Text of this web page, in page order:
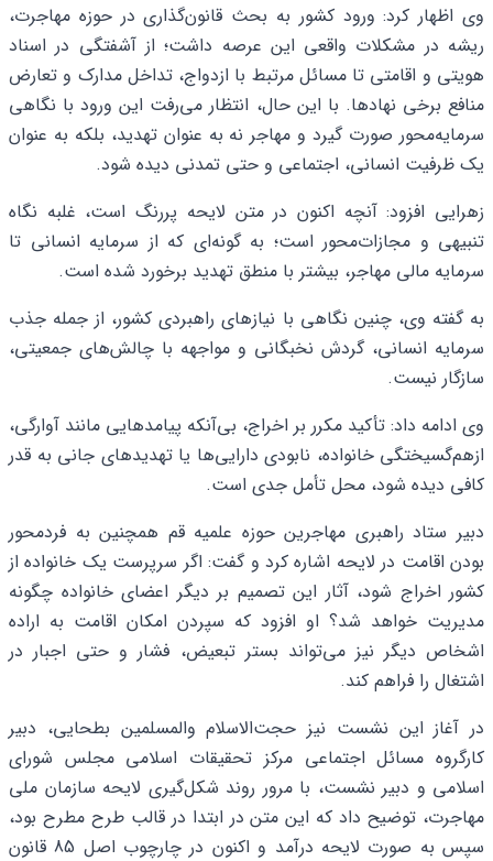
وی اظهار کرد: ورود کشور به بحث قانون‌گذاری در حوزه مهاجرت،
ریشه در مشکلات واقعی این عرصه داشت؛ از آشفتگی در اسناد
هویتی و اقامتی تا مسائل مرتبط با ازدواج، تداخل مدارک و تعارض
منافع برخی نهادها. با این حال، انتظار می‌رفت این ورود با نگاهی
سرمایه‌محور صورت گیرد و مهاجر نه به‌ عنوان تهدید، بلکه به‌ عنوان
یک ظرفیت انسانی، اجتماعی و حتی تمدنی دیده شود.
زهرایی افزود: آنچه اکنون در متن لایحه پررنگ است، غلبه نگاه
تنبیهی و مجازات‌محور است؛ به‌ گونه‌ای که از سرمایه انسانی تا
سرمایه مالی مهاجر، بیشتر با منطق تهدید برخورد شده است.
به گفته وی، چنین نگاهی با نیازهای راهبردی کشور، از جمله جذب
سرمایه انسانی، گردش نخبگانی و مواجهه با چالش‌های جمعیتی،
سازگار نیست.
وی ادامه داد: تأکید مکرر بر اخراج، بی‌آنکه پیامدهایی مانند آوارگی،
ازهم‌گسیختگی خانواده، نابودی دارایی‌ها یا تهدیدهای جانی به‌ قدر
کافی دیده شود، محل تأمل جدی است.
دبیر ستاد راهبری مهاجرین حوزه علمیه قم همچنین به فردمحور
بودن اقامت در لایحه اشاره کرد و گفت: اگر سرپرست یک خانواده از
کشور اخراج شود، آثار این تصمیم بر دیگر اعضای خانواده چگونه
مدیریت خواهد شد؟ او افزود که سپردن امکان اقامت به اراده
اشخاص دیگر نیز می‌تواند بستر تبعیض، فشار و حتی اجبار در
اشتغال را فراهم کند.
در آغاز این نشست نیز حجت‌الاسلام والمسلمین بطحایی، دبیر
کارگروه مسائل اجتماعی مرکز تحقیقات اسلامی مجلس شورای
اسلامی و دبیر نشست، با مرور روند شکل‌گیری لایحه سازمان ملی
مهاجرت، توضیح داد که این متن در ابتدا در قالب طرح مطرح بود،
سپس به صورت لایحه درآمد و اکنون در چارچوب اصل 85 قانون